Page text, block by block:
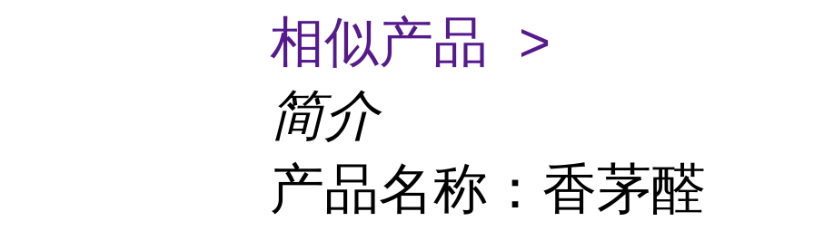
相似产品 >
简介
产品名称：香茅醛